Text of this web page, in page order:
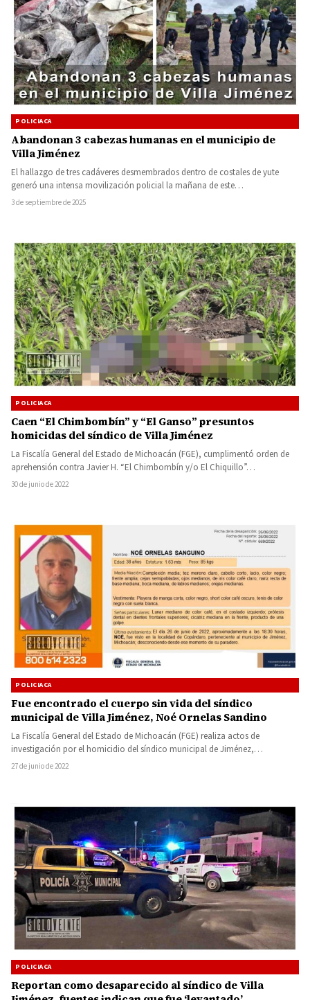
POLICIACA
Abandonan 3 cabezas humanas en el municipio de
Villa Jiménez
El hallazgo de tres cadáveres desmembrados dentro de costales de yute
generó una intensa movilización policial la mañana de este…
3 de septiembre de 2025
POLICIACA
Caen “El Chimbombín” y “El Ganso” presuntos
homicidas del síndico de Villa Jiménez
La Fiscalía General del Estado de Michoacán (FGE), cumplimentó orden de
aprehensión contra Javier H. “El Chimbombín y/o El Chiquillo”…
30 de junio de 2022
POLICIACA
Fue encontrado el cuerpo sin vida del síndico
municipal de Villa Jiménez, Noé Ornelas Sandino
La Fiscalía General del Estado de Michoacán (FGE) realiza actos de
investigación por el homicidio del síndico municipal de Jiménez,…
27 de junio de 2022
POLICIACA
Reportan como desaparecido al síndico de Villa